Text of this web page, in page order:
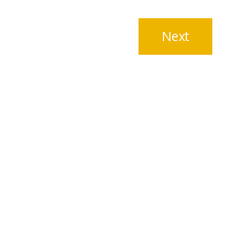
NextNext
post: